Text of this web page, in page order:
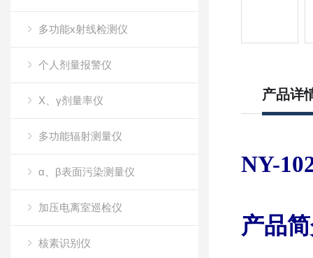
多功能x射线检测仪
个人剂量报警仪
X、γ剂量率仪
多功能辐射测量仪
α、β表面污染测量仪
加压电离室巡检仪
核素识别仪
产品详
NY-
产品